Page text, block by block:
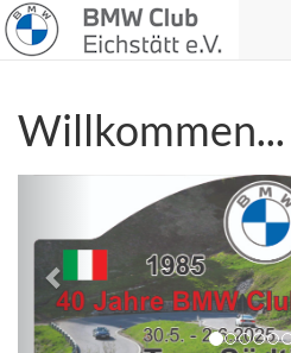
Willkommen...